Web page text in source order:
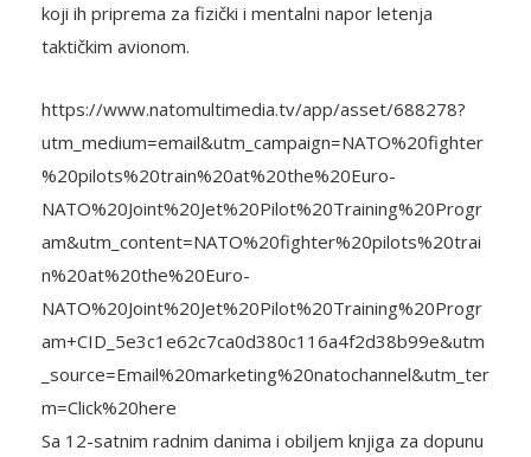
koji ih priprema za fizički i mentalni napor letenja
taktičkim avionom.
https://www.natomultimedia.tv/app/asset/688278?
utm_medium=email&utm_campaign=NATO%20fighter
%20pilots%20train%20at%20the%20Euro-
NATO%20Joint%20Jet%20Pilot%20Training%20Progr
am&utm_content=NATO%20fighter%20pilots%20trai
n%20at%20the%20Euro-
NATO%20Joint%20Jet%20Pilot%20Training%20Progr
am+CID_5e3c1e62c7ca0d380c116a4f2d38b99e&utm
_source=Email%20marketing%20natochannel&utm_ter
m=Click%20here
Sa 12-satnim radnim danima i obiljem knjiga za dopunu